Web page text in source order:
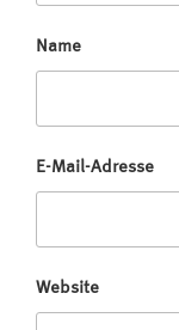
Name
E-Mail-Adresse
Website